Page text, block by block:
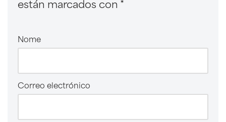
están marcados con *
Nome
Correo electrónico